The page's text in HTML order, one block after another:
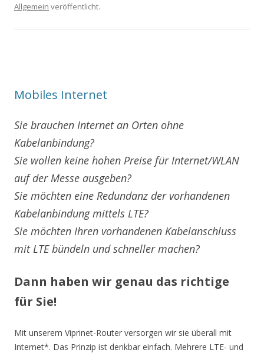
Allgemein veröffentlicht.
Mobiles Internet
Sie brauchen Internet an Orten ohne
Kabelanbindung?
Sie wollen keine hohen Preise für Internet/WLAN
auf der Messe ausgeben?
Sie möchten eine Redundanz der vorhandenen
Kabelanbindung mittels LTE?
Sie möchten Ihren vorhandenen Kabelanschluss
mit LTE bündeln und schneller machen?
Dann haben wir genau das richtige
für Sie!
Mit unserem Viprinet-Router versorgen wir sie überall mit
Internet*. Das Prinzip ist denkbar einfach. Mehrere LTE- und